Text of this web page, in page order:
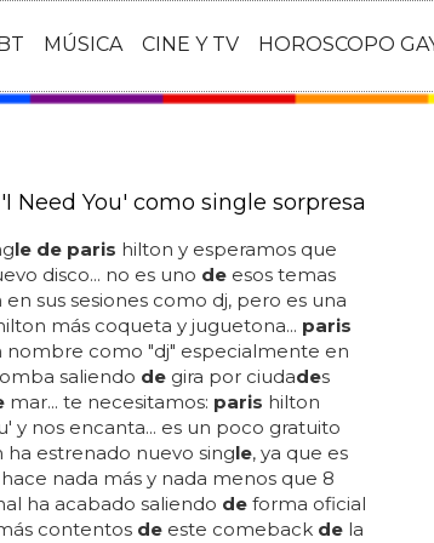
MÚSICA CINE Y TV HOROSCOPO
Need You' como single sorpresa
le de paris hilton y esperamos que
disco... no es uno deesos temas
sus sesiones como dj, pero es una
más coqueta y juguetona... paris
nombre como "dj" especialmente en
saliendo degira por ciudades
mar... te necesitamos: paris hilton
y nos encanta... es un poco gratuito
ha estrenado nuevo single, ya que es
nada más y nada menos que 8
ha acabado saliendo deforma oficial
contentos deeste comeback dela